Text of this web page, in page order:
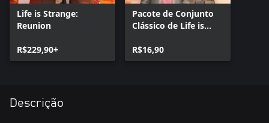
Life is Strange:
Reunion
R$229,90+
Pacote de Conjunto
Clássico de Life is
R$16,90
Descrição